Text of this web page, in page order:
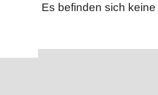
Es befinden sich